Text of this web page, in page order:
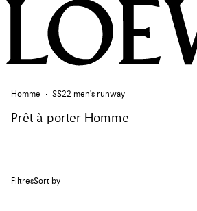
Homme SS22 men's runway
Prêt-à-porter Homme
FiltresSort by